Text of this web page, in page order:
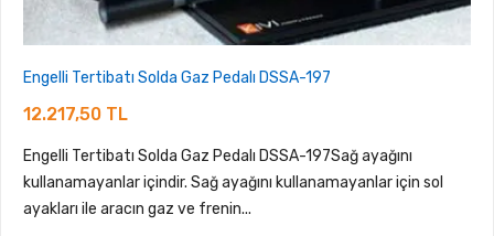
Engelli Tertibatı Solda Gaz Pedalı DSSA-197
12.217,50 TL
Engelli Tertibatı Solda Gaz Pedalı DSSA-197Sağ ayağını
kullanamayanlar içindir. Sağ ayağını kullanamayanlar için sol
ayakları ile aracın gaz ve frenin...